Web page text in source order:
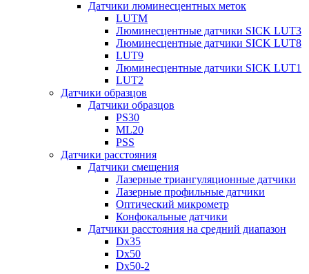
Датчики люминесцентных меток
LUTM
Люминесцентные датчики SICK LUT3
Люминесцентные датчики SICK LUT8
LUT9
Люминесцентные датчики SICK LUT1
LUT2
Датчики образцов
Датчики образцов
PS30
ML20
PSS
Датчики расстояния
Датчики смещения
Лазерные триангуляционные датчики
Лазерные профильные датчики
Оптический микрометр
Конфокальные датчики
Датчики расстояния на средний диапазон
Dx35
Dx50
Dx50-2